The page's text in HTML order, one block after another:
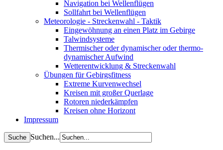
Navigation bei Wellenflügen
Sollfahrt bei Wellenflügen
Meteorologie - Streckenwahl - Taktik
Eingewöhnung an einen Platz im Gebirge
Talwindsysteme
Thermischer oder dynamischer oder thermo-
dynamischer Aufwind
Wetterentwicklung & Streckenwahl
Übungen für Gebirgsfitness
Extreme Kurvenwechsel
Kreisen mit großer Querlage
Rotoren niederkämpfen
Kreisen ohne Horizont
Impressum
Suchen...